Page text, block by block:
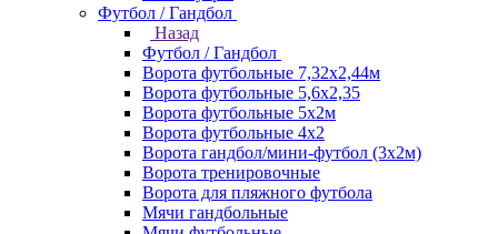
Футбол / Гандбол
Назад
Футбол / Гандбол
Ворота футбольные 7,32х2,44м
Ворота футбольные 5,6х2,35
Ворота футбольные 5х2м
Ворота футбольные 4х2
Ворота гандбол/мини-футбол (3х2м)
Ворота тренировочные
Ворота для пляжного футбола
Мячи гандбольные